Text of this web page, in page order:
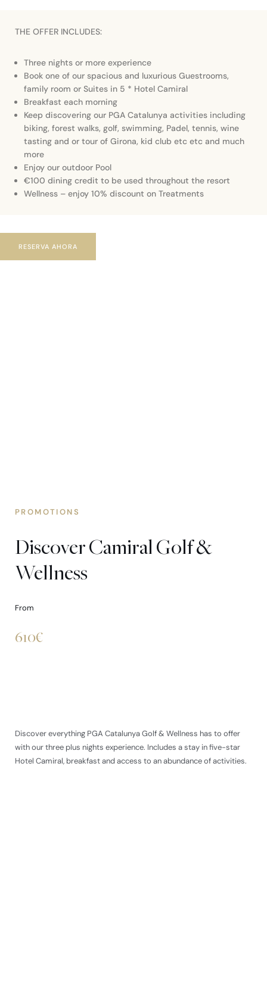
THE OFFER INCLUDES:
Three nights or more experience
Book one of our spacious and luxurious Guestrooms,
family room or Suites in 5 * Hotel Camiral
Breakfast each morning
Keep discovering our PGA Catalunya activities including
biking, forest walks, golf, swimming, Padel, tennis, wine
tasting and or tour of Girona, kid club etc etc and much
more
Enjoy our outdoor Pool
€100 dining credit to be used throughout the resort
Wellness – enjoy 10% discount on Treatments
RESERVA AHORA
PROMOTIONS
Discover Camiral Golf &
Wellness
From
610€
Discover everything PGA Catalunya Golf & Wellness has to offer
with our three plus nights experience. Includes a stay in five-star
Hotel Camiral, breakfast and access to an abundance of activities.